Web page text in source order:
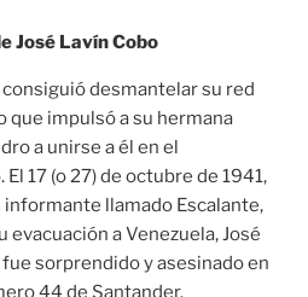
José Lavín Cobo
consiguió desmantelar su red
que impulsó a su hermana
a unirse a él en el
17 (o 27) de octubre de 1941,
llamado Escalante,
a Venezuela, José
fue sorprendido y asesinado en
44 de Santander.